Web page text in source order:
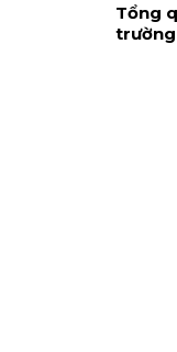
Tổng
trường